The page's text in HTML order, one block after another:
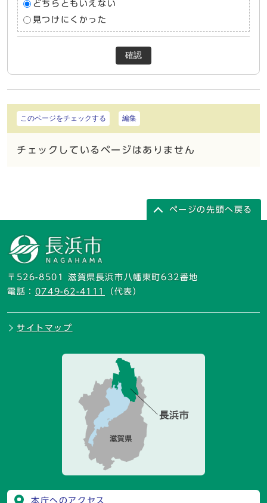
どちらともいえない
見つけにくかった
確認
このページをチェックする 編集
チェックしているページはありません
ページの先頭へ戻る
〒526-8501 滋賀県長浜市八幡東町632番地
電話： 0749-62-4111 （代表）
サイトマップ
本庁へのアクセス